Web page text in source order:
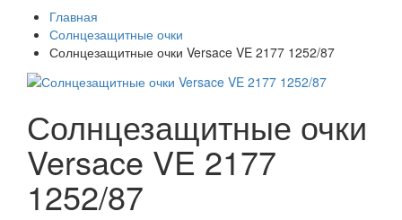
Главная
Солнцезащитные очки
Солнцезащитные очки Versace VE 2177 1252/87
Солнцезащитные очки
Versace VE 2177
1252/87